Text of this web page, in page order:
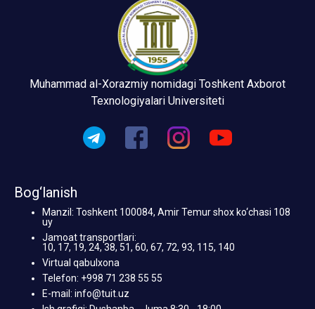
Muhammad al-Xorazmiy nomidagi Toshkent Axborot
Texnologiyalari Universiteti
Bog‘lanish
Manzil: Toshkent 100084, Amir Temur shox ko‘chasi 108
uy
Jamoat transportlari:
10, 17, 19, 24, 38, 51, 60, 67, 72, 93, 115, 140
Virtual qabulxona
Telefon: +998 71 238 55 55
E-mail: info@tuit.uz